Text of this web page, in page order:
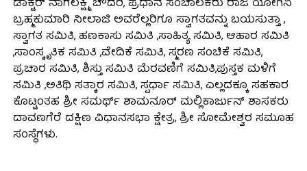
ಡಾಕ್ಟರ್ ನಾಗಲಕ್ಷ್ಮಿ ಚೌದರಿ, ಪ್ರಧಾನ ಸಂಚಾಲಕರು ರಾಜ ಯೋಗಿನಿ
ಬ್ರಹ್ಮಕುಮಾರಿ ನೀಲಾಜಿ ಅವರೆಲ್ಲರಿಗೂ ಸ್ವಾಗತವನ್ನು ಬಯಸುತ್ತಾ ,
ಸ್ವಾಗತ ಸಮಿತಿ, ಹಣಕಾಸು ಸಮಿತಿ ,ಸಾಹಿತ್ಯ ಸಮಿತಿ, ಆಹಾರ ಸಮಿತಿ
,ಸಾಂಸ್ಕೃತಿಕ ಸಮಿತಿ ,ವೇದಿಕೆ ಸಮಿತಿ, ಸ್ಮರಣ ಸಂಚಿಕೆ ಸಮಿತಿ,
ಪ್ರಚಾರ ಸಮಿತಿ, ಶಿಸ್ತು ಸಮಿತಿ ಮೆರವಣಿಗೆ ಸಮಿತಿ,ಪುಸ್ತಕ ಮಳಿಗೆ
ಸಮಿತಿ ,ಅತಿಥಿ ಸತ್ಕಾರ ಸಮಿತಿ, ಸ್ಪರ್ಧಾ ಸಮಿತಿ, ಎಲ್ಲದಕ್ಕೂ ಸಹಕಾರ
ಕೊಟ್ಟಂತಹ ಶ್ರೀ ಸಮರ್ಥ್ ಶಾಮನೂರ್ ಮಲ್ಲಿಕಾರ್ಜುನ್ ಶಾಸಕರು
ದಾವಣಗೆರೆ ದಕ್ಷಿಣ ವಿಧಾನಸಭಾ ಕ್ಷೇತ್ರ, ಶ್ರೀ ಸೋಮೇಶ್ವರ ಸಮೂಹ
ಸಂಸ್ಥೆಗಳು.